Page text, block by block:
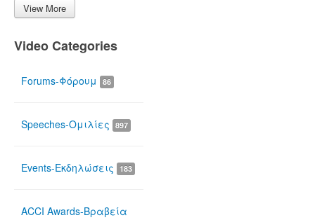
View More
Video Categories
Forums-Φόρουμ 86
Speeches-Ομιλίες 897
Events-Εκδηλώσεις 183
ACCI Awards-Βραβεία